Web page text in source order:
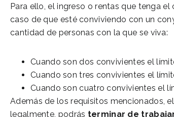
Para ello, el ingreso o rentas que tenga
caso de que esté conviviendo con un
cantidad de personas con la que se viva:
Cuando son dos convivientes el
Cuando son tres convivientes el
Cuando son cuatro convivientes el
Además de los requisitos mencionados,
legalmente, podrás terminar de